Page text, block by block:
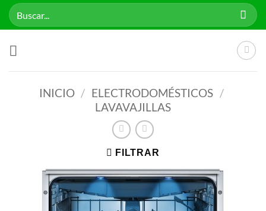
Saltar
Buscar
por:
INICIO / ELECTRODOMÉSTICOS /
LAVAVAJILLAS
FILTRAR